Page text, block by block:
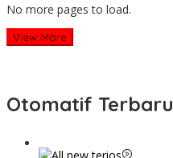
No more pages to load.
View More
Otomatif Terbaru